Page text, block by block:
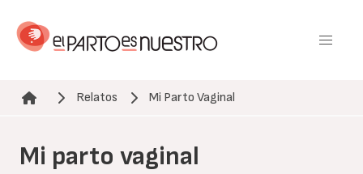
contenido
Ruta de navegación
Relatos Mi Parto Vaginal
Mi parto vaginal